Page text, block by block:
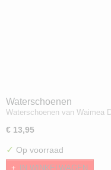
Waterschoenen
Waterschoenen van Waimea
€ 13,95
✓ Op voorraad
IN WINKELWAGEN